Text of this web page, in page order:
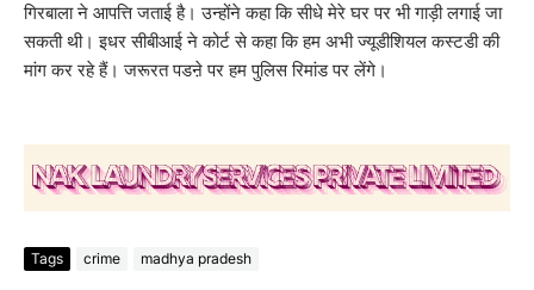
गिरबाला ने आपत्ति जताई है। उन्होंने कहा कि सीधे मेरे घर पर भी गाड़ी लगाई जा
सकती थी। इधर सीबीआई ने कोर्ट से कहा कि हम अभी ज्यूडीशियल कस्टडी की
मांग कर रहे हैं। जरूरत पडऩे पर हम पुलिस रिमांड पर लेंगे।
Tags crime madhya pradesh